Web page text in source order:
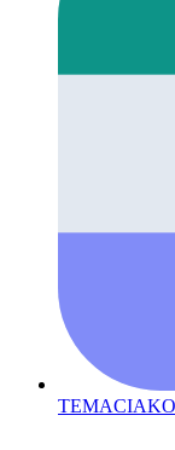
TEMACIAK